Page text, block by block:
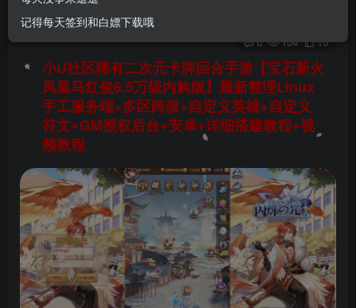
U酱！
1年前更新
0 104 15
小U社区稀有二次元卡牌回合手游【宝石新火
凤凰马红俊6.5万级内购版】最新整理Linux
手工服务端+多区跨服+自定义英雄+自定义
符文+GM授权后台+安卓+详细搭建教程+视
频教程
记得每天签到和白嫖下载哦